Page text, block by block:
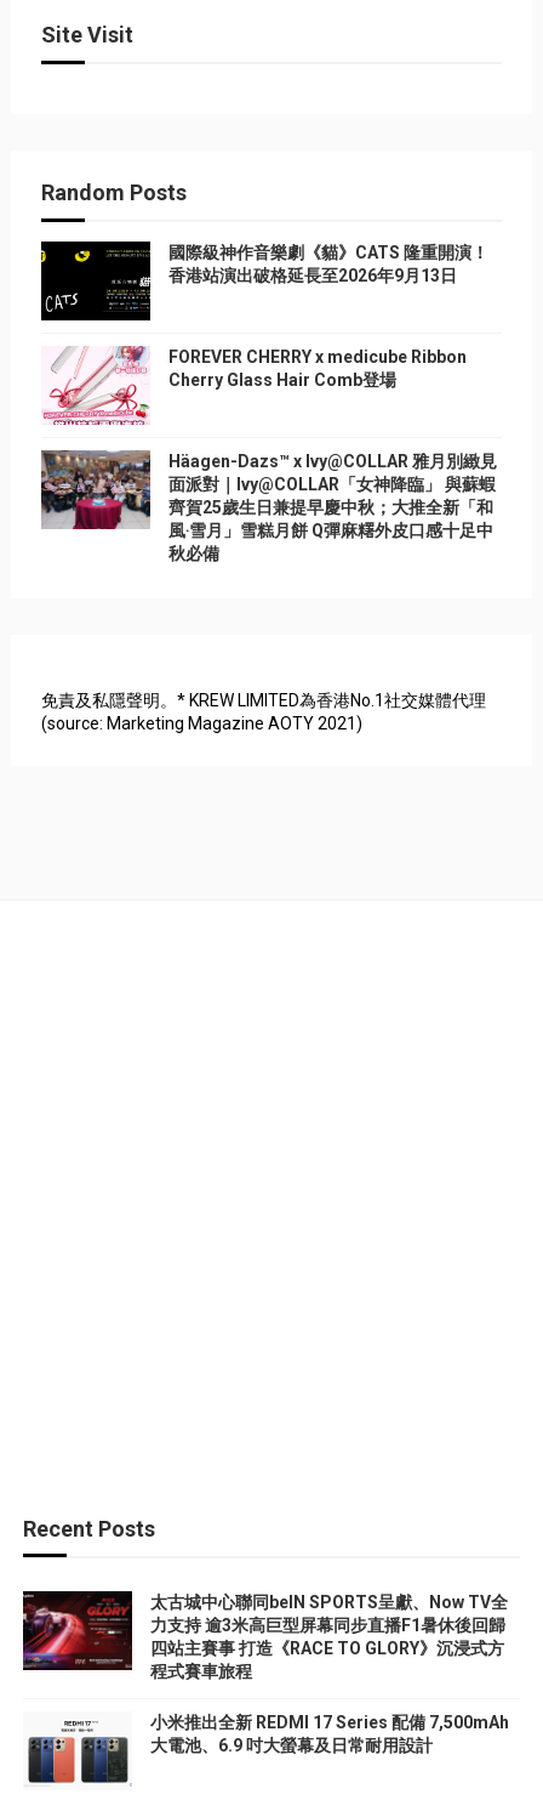
Site Visit
Random Posts
國際級神作音樂劇《貓》CATS 隆重開演！
香港站演出破格延長至2026年9月13日
FOREVER CHERRY x medicube Ribbon
Cherry Glass Hair Comb登場
Häagen-Dazs™ x Ivy@COLLAR 雅月別緻見
面派對｜Ivy@COLLAR「女神降臨」 與蘇蝦
齊賀25歲生日兼提早慶中秋；大推全新「和
風‧雪月」雪糕月餅 Q彈麻糬外皮口感十足中
秋必備
免責及私隱聲明。* KREW LIMITED為香港No.1社交媒體代理
(source: Marketing Magazine AOTY 2021)
Recent Posts
太古城中心聯同beIN SPORTS呈獻、Now TV全
力支持 逾3米高巨型屏幕同步直播F1暑休後回歸
四站主賽事 打造《RACE TO GLORY》沉浸式方
程式賽車旅程
小米推出全新 REDMI 17 Series 配備 7,500mAh
大電池、6.9 吋大螢幕及日常耐用設計